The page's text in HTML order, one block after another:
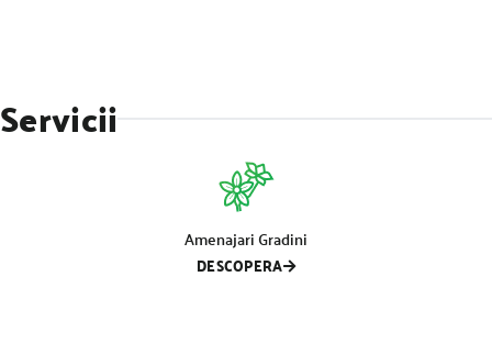
Servicii
Amenajari Gradini
DESCOPERA